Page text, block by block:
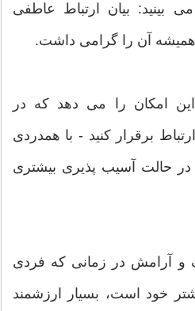
بینید: بیان ارتباط عاطفی
آن را گرامی داشت.
امکان را می دهد که در
برقرار کنید - با همدردی
در حالت آسیب پذیری بیشتری
و آرامش در زمانی که فردی
خود است، بسیار ارزشمند